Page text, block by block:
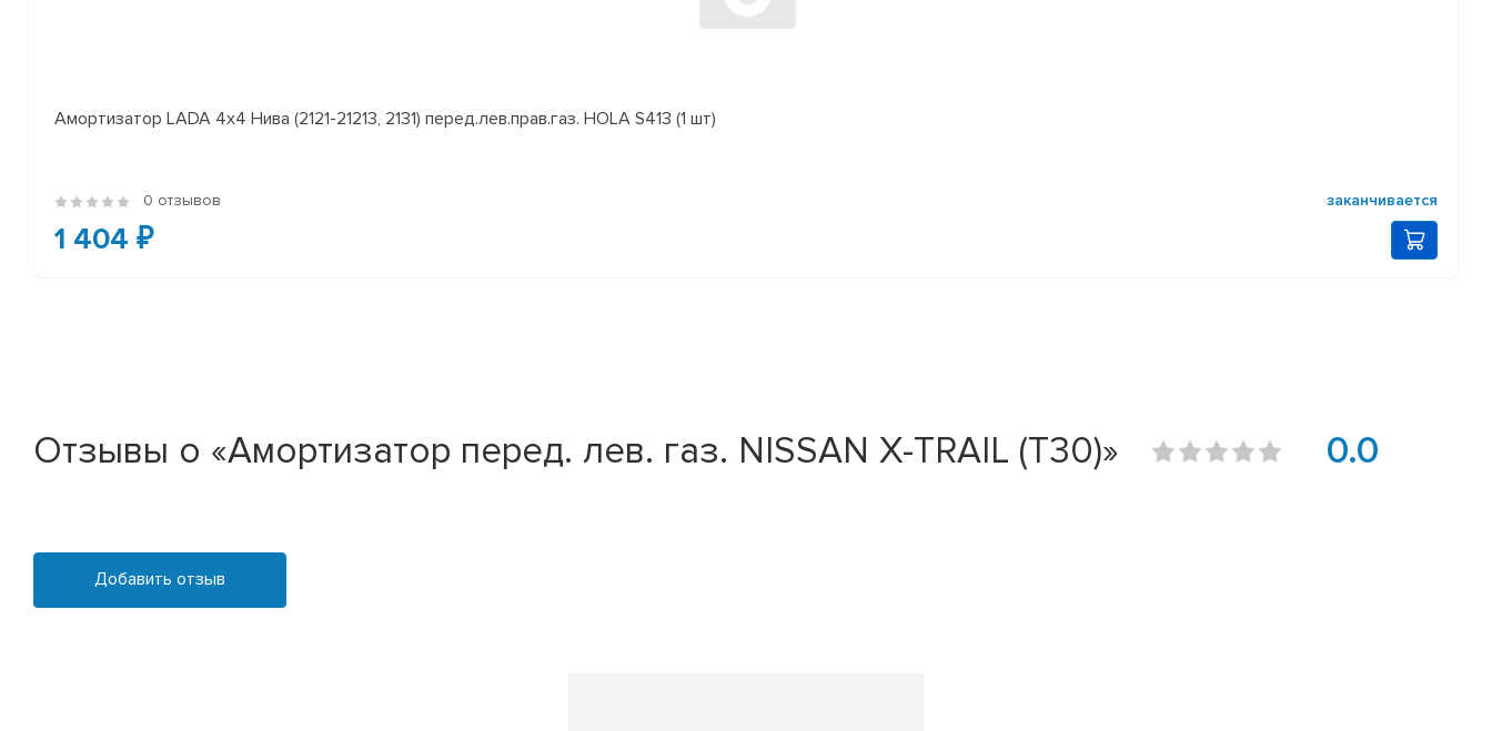
Амортизатор LADA 4x4 Нива (2121-21213, 2131) перед.лев.прав.газ. HOLA S413 (1 шт)
0 отзывов заканчивается
1 404 ₽
Отзывы о «Амортизатор перед. лев. газ. NISSAN X-TRAIL (T30)» 0.0
Добавить отзыв